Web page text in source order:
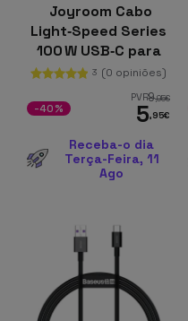
Joyroom Cabo
Light‑Speed Series
100 W USB‑C para
USB‑C 1,2 m (Preto)
3 (0 opiniões)
PVR9,95€
5,95€
-40%
Receba-o dia
Terça-Feira, 11
Ago